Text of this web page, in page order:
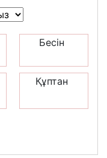
Бесін
Құптан